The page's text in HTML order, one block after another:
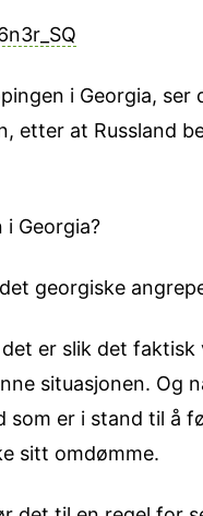
i Georgia, ser
etter at Russland
Georgia?
georgiske
er slik det faktisk
situasjonen. Og
er i stand til å
sitt omdømme.